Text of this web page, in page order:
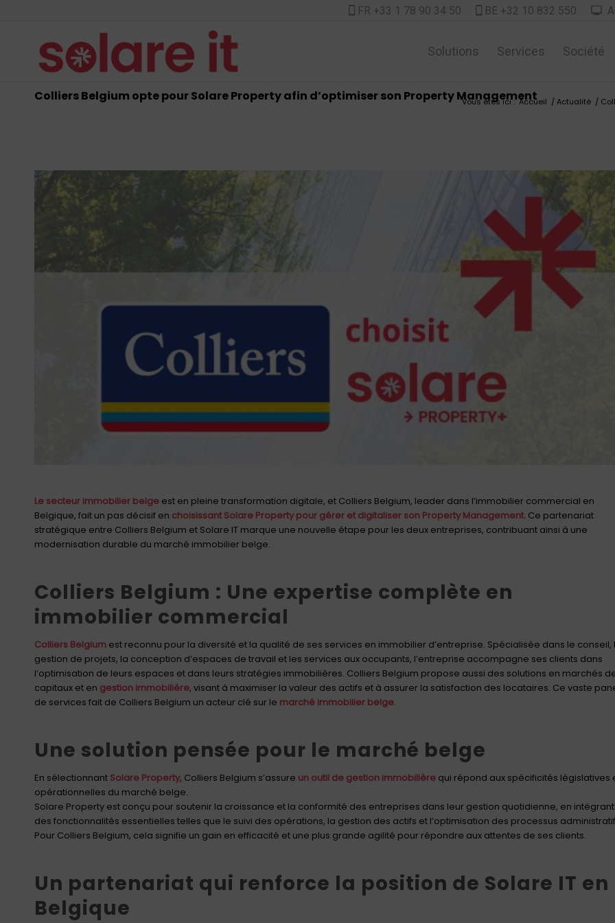
FR +33 1 78 90 34 50 BE +32 10 832 550 
Solutions Services Société
Colliers Belgium opte pour Solare Property afin d’optimiser son Property Management
Vous êtes ici : Accueil /Actualité /
Le secteur immobilier belge est en pleine transformation digitale, et Colliers Belgium, leader dans l’immobilier commercial en
Belgique, fait un pas décisif en choisissant Solare Property pour gérer et digitaliser son Property Management. Ce partenariat
stratégique entre Colliers Belgium et Solare IT marque une nouvelle étape pour les deux entreprises, contribuant ainsi à une
modernisation durable du marché immobilier belge.
Colliers Belgium : Une expertise complète en
immobilier commercial
Colliers Belgium est reconnu pour la diversité et la qualité de ses services en immobilier d’entreprise. Spécialisée dans le conseil,
gestion de projets, la conception d’espaces de travail et les services aux occupants, l’entreprise accompagne ses clients dans
l’optimisation de leurs espaces et dans leurs stratégies immobilières. Colliers Belgium propose aussi des solutions en marchés
capitaux et en gestion immobilière, visant à maximiser la valeur des actifs et à assurer la satisfaction des locataires. Ce vaste
de services fait de Colliers Belgium un acteur clé sur le marché immobilier belge.
Une solution pensée pour le marché belge
En sélectionnant Solare Property, Colliers Belgium s’assure un outil de gestion immobilière qui répond aux spécificités législatives
opérationnelles du marché belge.
Solare Property est conçu pour soutenir la croissance et la conformité des entreprises dans leur gestion quotidienne, en intégrant
des fonctionnalités essentielles telles que le suivi des opérations, la gestion des actifs et l’optimisation des processus
Pour Colliers Belgium, cela signifie un gain en efficacité et une plus grande agilité pour répondre aux attentes de ses clients.
Un partenariat qui renforce la position de Solare IT en
Belgique